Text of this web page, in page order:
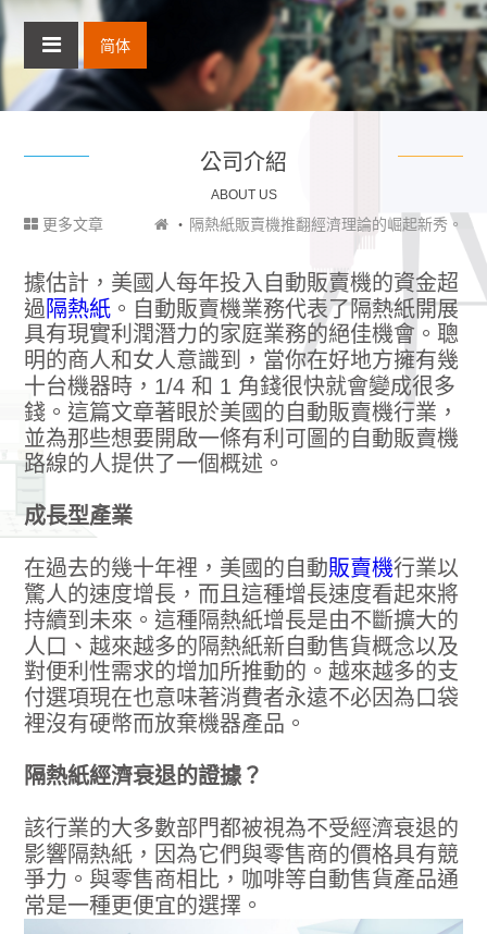
简体
公司介紹
ABOUT US
隔熱紙販賣機推翻經濟理論的崛起新秀。
更多文章
據估計，美國人每年投入自動販賣機的資金超
過隔熱紙 。自動販賣機業務代表了隔熱紙開展
具有現實利潤潛力的家庭業務的絕佳機會。聰
明的商人和女人意識到，當你在好地方擁有幾
十台機器時，1/4 和 1 角錢很快就會變成很多
錢。這篇文章著眼於美國的自動販賣機行業，
並為那些想要開啟一條有利可圖的自動販賣機
路線的人提供了一個概述。
成長型產業
在過去的幾十年裡，美國的自動販賣機行業以
驚人的速度增長，而且這種增長速度看起來將
持續到未來。這種隔熱紙增長是由不斷擴大的
人口、越來越多的隔熱紙新自動售貨概念以及
對便利性需求的增加所推動的。越來越多的支
付選項現在也意味著消費者永遠不必因為口袋
裡沒有硬幣而放棄機器產品。
隔熱紙經濟衰退的證據？
該行業的大多數部門都被視為不受經濟衰退的
影響隔熱紙，因為它們與零售商的價格具有競
爭力。與零售商相比，咖啡等自動售貨產品通
常是一種更便宜的選擇。